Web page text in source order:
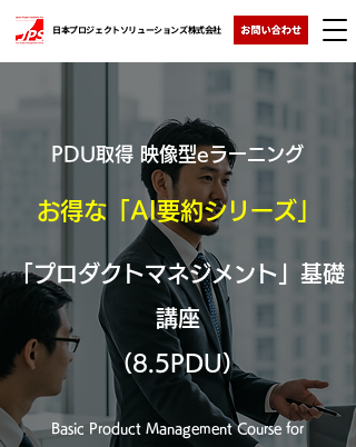
日本プロジェクトソリューションズ株式会社
PDU取得 映像型eラーニング
お得な「AI要約シリーズ」
「プロダクトマネジメント」基礎
講座
（8.5PDU）
Basic Product Management Course for